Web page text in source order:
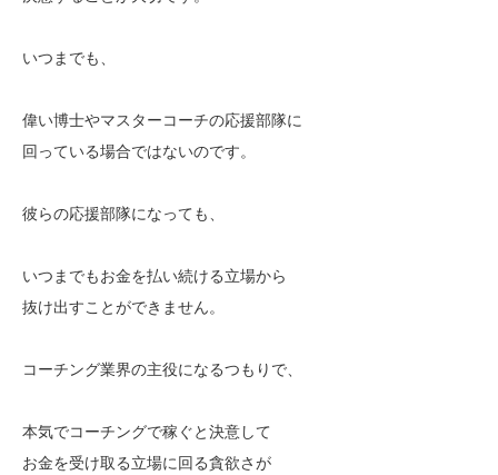
いつまでも、
偉い博士やマスターコーチの応援部隊に
回っている場合ではないのです。
彼らの応援部隊になっても、
いつまでもお金を払い続ける立場から
抜け出すことができません。
コーチング業界の主役になるつもりで、
本気でコーチングで稼ぐと決意して
お金を受け取る立場に回る貪欲さが